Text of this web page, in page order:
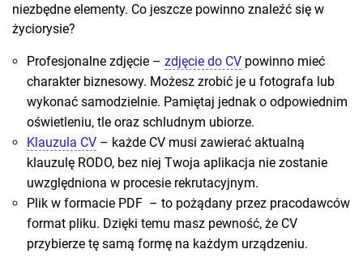
niezbędne elementy. Co jeszcze powinno znaleźć się w
życiorysie?
Profesjonalne zdjęcie – zdjęcie do CV powinno mieć
charakter biznesowy. Możesz zrobić je u fotografa lub
wykonać samodzielnie. Pamiętaj jednak o odpowiednim
oświetleniu, tle oraz schludnym ubiorze.
Klauzula CV – każde CV musi zawierać aktualną
klauzulę RODO, bez niej Twoja aplikacja nie zostanie
uwzględniona w procesie rekrutacyjnym.
Plik w formacie PDF – to pożądany przez pracodawców
format pliku. Dzięki temu masz pewność, że CV
przybierze tę samą formę na każdym urządzeniu.